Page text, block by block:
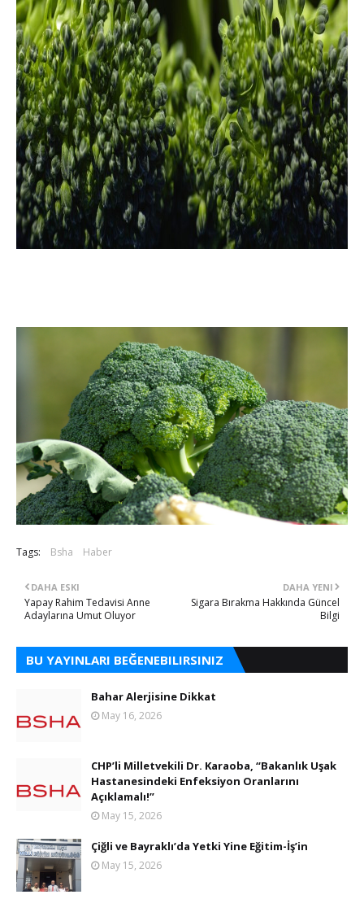
Tags: Bsha Haber
DAHA YENI
Sigara Bırakma Hakkında Güncel
Bilgi
DAHA ESKI
Yapay Rahim Tedavisi Anne
Adaylarına Umut Oluyor
BU YAYINLARI BEĞENEBILIRSINIZ
Bahar Alerjisine Dikkat
May 16, 2026
CHP’li Milletvekili Dr. Karaoba, “Bakanlık Uşak
Hastanesindeki Enfeksiyon Oranlarını
Açıklamalı!”
May 15, 2026
Çiğli ve Bayraklı’da Yetki Yine Eğitim-İş’in
May 15, 2026